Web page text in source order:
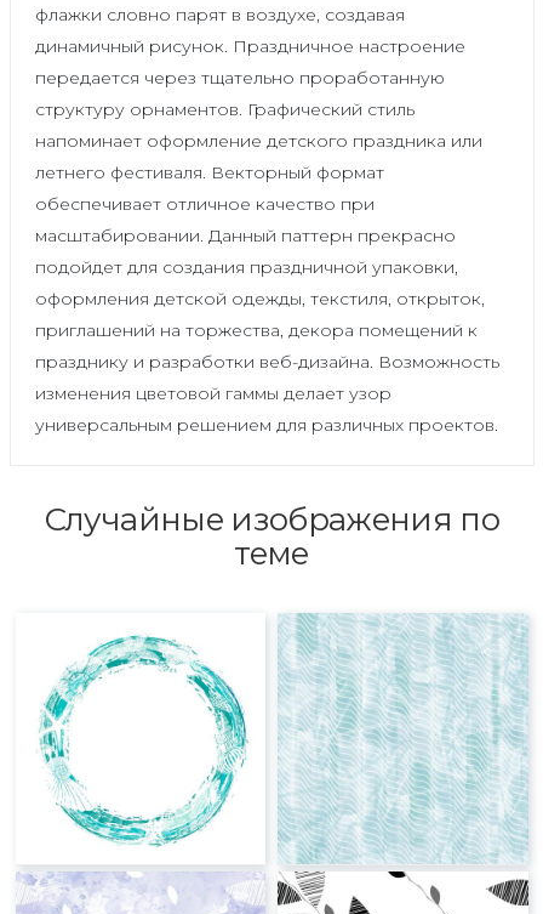
флажки словно парят в воздухе, создавая
динамичный рисунок. Праздничное настроение
передается через тщательно проработанную
структуру орнаментов. Графический стиль
напоминает оформление детского праздника или
летнего фестиваля. Векторный формат
обеспечивает отличное качество при
масштабировании. Данный паттерн прекрасно
подойдет для создания праздничной упаковки,
оформления детской одежды, текстиля, открыток,
приглашений на торжества, декора помещений к
празднику и разработки веб-дизайна. Возможность
изменения цветовой гаммы делает узор
универсальным решением для различных проектов.
Случайные изображения по
теме